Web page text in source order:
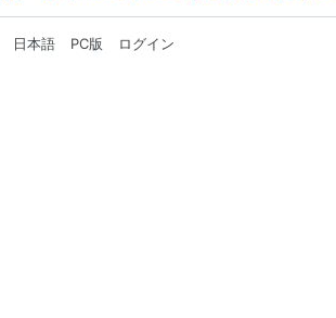
日本語 PC版 ログイン